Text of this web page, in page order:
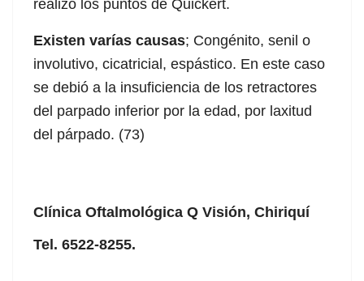
realizó los puntos de Quickert.
Existen varías causas; Congénito, senil o
involutivo, cicatricial, espástico. En este caso
se debió a la insuficiencia de los retractores
del parpado inferior por la edad, por laxitud
del párpado. (73)
Clínica Oftalmológica Q Visión, Chiriquí
Tel. 6522-8255.